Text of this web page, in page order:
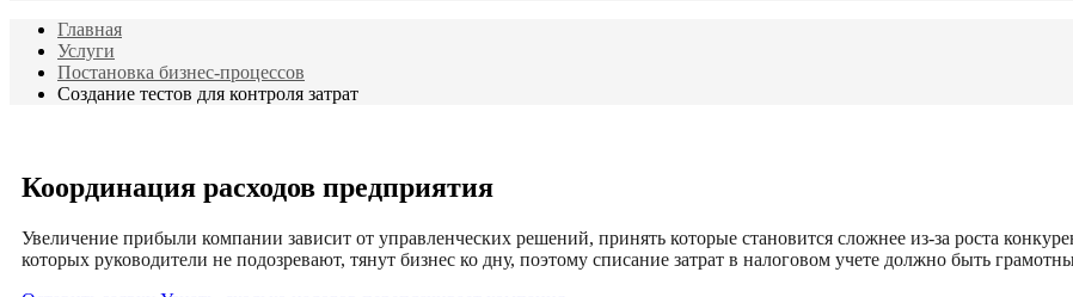
Главная
Услуги
Постановка бизнес-процессов
Создание тестов для контроля затрат
Координация расходов предприятия
Увеличение прибыли компании зависит от управленческих решений, принять которые становится сложнее из-за роста
которых руководители не подозревают, тянут бизнес ко дну, поэтому списание затрат в налоговом учете должно быть